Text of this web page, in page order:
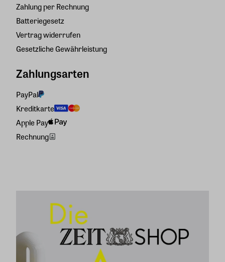
Zahlung per Rechnung
Batteriegesetz
Vertrag widerrufen
Gesetzliche Gewährleistung
Zahlungsarten
PayPal
Kreditkarte
Apple Pay
Rechnung